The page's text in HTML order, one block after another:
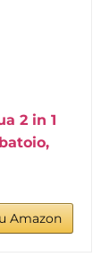
2 in 1
Amazon